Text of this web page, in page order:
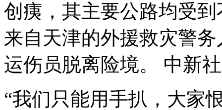
创痍，其主要公路均受
来自天津的外援救灾警
运伤员脱离险境。 中新
“我们只能用手扒，大家